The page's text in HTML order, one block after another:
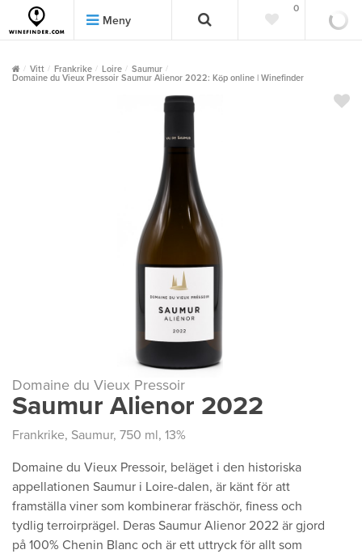
Meny
0
Vitt Frankrike Loire
Saumur
Domaine du Vieux Pressoir Saumur Alienor 2022: Köp online | Winefinder
Domaine du Vieux Pressoir
Saumur Alienor 2022
Frankrike, Saumur, 750 ml, 13%
Domaine du Vieux Pressoir, beläget i den historiska
appellationen Saumur i Loire-dalen, är känt för att
framställa viner som kombinerar fräschör, finess och
tydlig terroirprägel. Deras Saumur Alienor 2022 är gjord
på 100% Chenin Blanc och är ett uttryck för allt som
""